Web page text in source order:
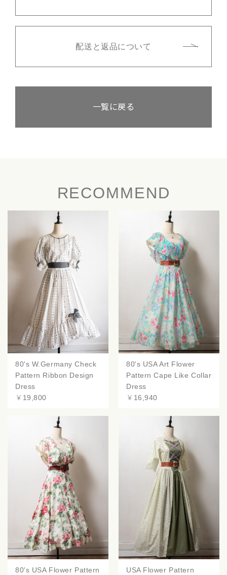
配送と返品について
一覧に戻る
RECOMMEND
80's W.Germany Check
Pattern Ribbon Design
Dress
￥19,800
80's USA Art Flower
Pattern Cape Like Collar
Dress
￥16,940
80's USA Flower Pattern
USA Flower Pattern